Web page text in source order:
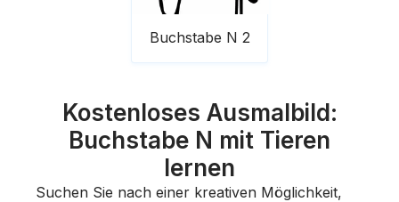
Buchstabe N 2
Kostenloses Ausmalbild:
Buchstabe N mit Tieren
lernen
Suchen Sie nach einer kreativen Möglichkeit,